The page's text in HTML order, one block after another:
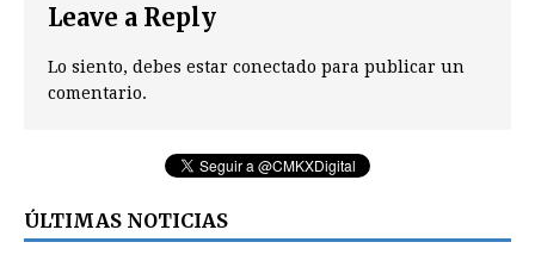
Leave a Reply
Lo siento, debes estar conectado para publicar un
comentario.
ÚLTIMAS NOTICIAS